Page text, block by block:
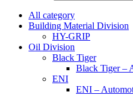
All category
Building Material Division
HY-GRIP
Oil Division
Black Tiger
Black Tiger –
ENI
ENI –